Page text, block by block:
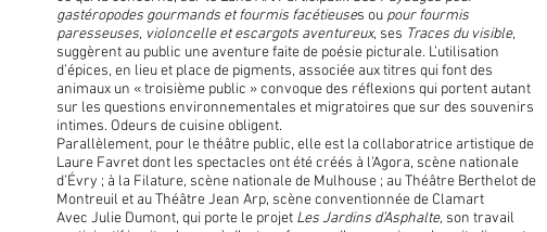
gastéropodes gourmands et fourmis facétieuses ou pour fourmis
paresseuses, violoncelle et escargots aventureux, ses Traces du visible,
suggèrent au public une aventure faite de poésie picturale. L’utilisation
d’épices, en lieu et place de pigments, associée aux titres qui font des
animaux un « troisième public » convoque des réflexions qui portent autant
sur les questions environnementales et migratoires que sur des souvenirs
intimes. Odeurs de cuisine obligent.
Parallèlement, pour le théâtre public, elle est la collaboratrice artistique de
Laure Favret dont les spectacles ont été créés à l’Agora, scène nationale
d’Évry ; à la Filature, scène nationale de Mulhouse ; au Théâtre Berthelot de
Montreuil et au Théâtre Jean Arp, scène conventionnée de Clamart
Avec Julie Dumont, qui porte le projet Les Jardins d’Asphalte, son travail